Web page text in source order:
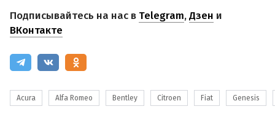
Подписывайтесь на нас в Telegram,Дзен и
ВКонтакте
Acura Alfa Romeo Bentley Citroen Fiat Genesis